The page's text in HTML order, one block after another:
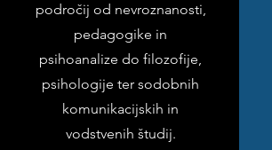
področij od nevroznanosti,
pedagogike in
psihoanalize do filozofije,
psihologije ter sodobnih
komunikacijskih in
vodstvenih študij.